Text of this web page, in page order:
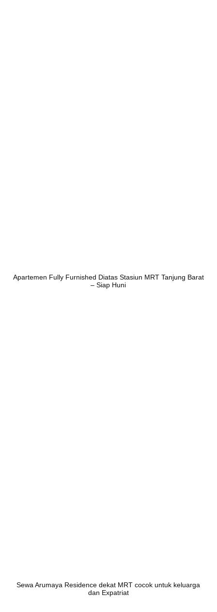
Apartemen Fully Furnished Diatas Stasiun MRT Tanjung Barat
– Siap Huni
Sewa Arumaya Residence dekat MRT cocok untuk keluarga
dan Expatriat